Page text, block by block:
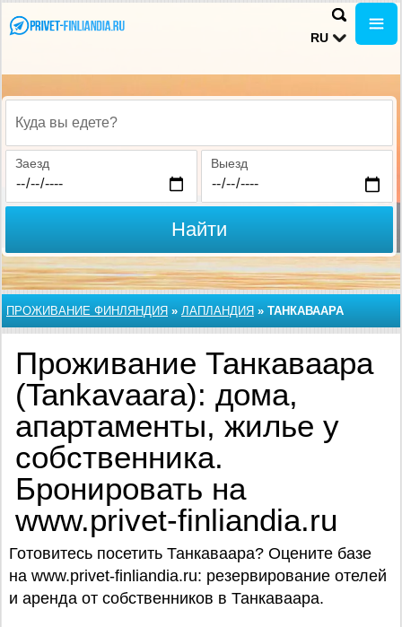
RU
Куда вы едете?
Заезд Выезд
Найти
ПРОЖИВАНИЕ ФИНЛЯНДИЯ » ЛАПЛАНДИЯ » ТАНКАВААРА
Проживание Танкаваара
(Tankavaara): дома,
апартаменты, жилье у
собственника.
Бронировать на
www.privet-finliandia.ru
Готовитесь посетить Танкаваара? Оцените базe
на www.privet-finliandia.ru: резервирование отелей
и аренда от собственников в Танкаваара.